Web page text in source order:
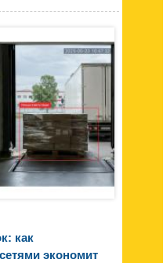
как
экономит